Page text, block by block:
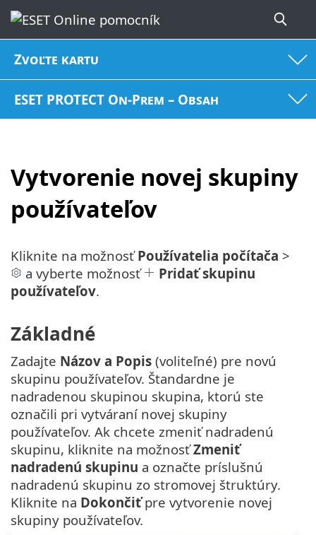
Zvoľte kartu
ESET PROTECT On-Prem – Obsah
Vytvorenie novej skupiny
používateľov
Kliknite na možnosťPoužívatelia počítača >
a vyberte možnosť
Pridať skupinu
používateľov.
Základné
Zadajte Názov a Popis (voliteľné) pre novú
skupinu používateľov. Štandardne je
nadradenou skupinou skupina, ktorú ste
označili pri vytváraní novej skupiny
používateľov. Ak chcete zmeniť nadradenú
skupinu, kliknite na možnosťZmeniť
nadradenú skupinu a označte príslušnú
nadradenú skupinu zo stromovej štruktúry.
Kliknite na Dokončiťpre vytvorenie novej
skupiny používateľov.